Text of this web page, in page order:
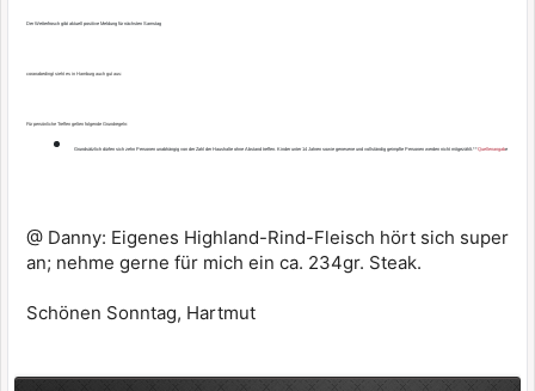
Der Wetterfrosch gibt aktuell positive Meldung für nächsten Samstag
coranabedingt sieht es in Hamburg auch gut aus:
Für persönliche Treffen gelten folgende Grundregeln:
Grundsätzlich dürfen sich zehn Personen unabhängig von der Zahl der Haushalte ohne Abstand treffen. Kinder unter 14 Jahren sowie genesene und vollständig geimpfte Personen werden nicht mitgezählt.**Quellenangabe
@ Danny: Eigenes Highland-Rind-Fleisch hört sich super
an; nehme gerne für mich ein ca. 234gr. Steak.
Schönen Sonntag, Hartmut